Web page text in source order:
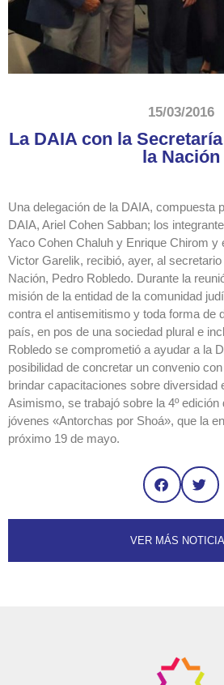
15/03/2016
La DAIA con la
la Nación
Una delegación de la DAIA, compuesta
DAIA, Ariel Cohen Sabban; los
Yaco Cohen Chaluh y Enrique Chirom y
Victor Garelik, recibió, ayer, al
Nación, Pedro Robledo. Durante la
misión de la entidad de la comunidad
contra el antisemitismo y toda forma de
país, en pos de una sociedad plural e
Robledo se comprometió a ayudar a la
posibilidad de concretar un convenio
brindar capacitaciones sobre diversidad
Asimismo, se trabajó sobre la 4º edición
jóvenes «Antorchas por Shoá», que la
próximo 19 de mayo.
VER MÁS